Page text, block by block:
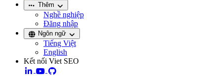
Thêm
Nghề nghiệp
Đăng nhập
Ngôn ngữ
Tiếng Việt
English
Kết nối Viet SEO